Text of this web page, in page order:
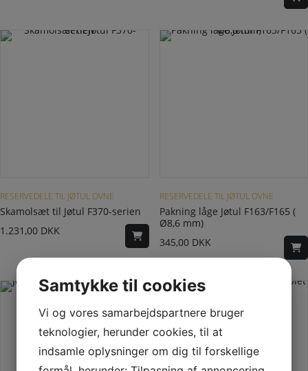
RESERVEDELE TIL JØTUL OVNE
Skamolsæt til Jøtul F370-serien
1.231,00 DKK
RESERVEDELE TIL JØTUL OVNE
Pakning låge Jøtul F163/F165 (
Ø8,6 mm)
345,00 DKK
Samtykke til cookies
Vi og vores samarbejdspartnere bruger
teknologier, herunder cookies, til at
indsamle oplysninger om dig til forskellige